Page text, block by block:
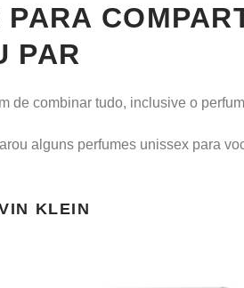
PARA
PAR
de combinar tudo, inclusive o
alguns perfumes unissex para
KLEIN